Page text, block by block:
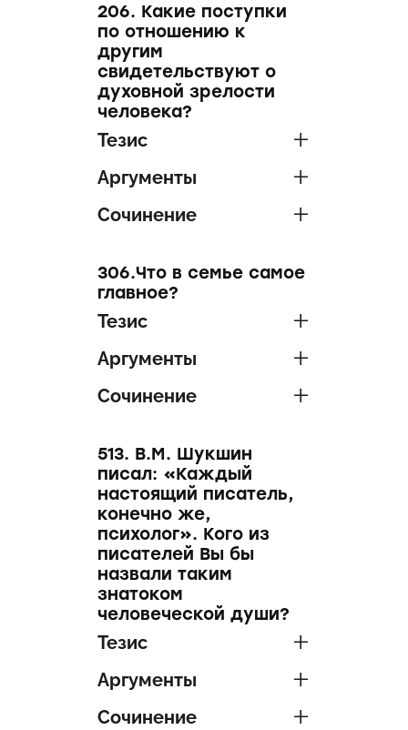
206. Какие поступки
по отношению к
другим
свидетельствуют о
духовной зрелости
человека?
Тезис
Аргументы
Сочинение
306.Что в семье самое
главное?
Тезис
Аргументы
Сочинение
513. В.М. Шукшин
писал: «Каждый
настоящий писатель,
конечно же,
психолог». Кого из
писателей Вы бы
назвали таким
знатоком
человеческой души?
Тезис
Аргументы
Сочинение